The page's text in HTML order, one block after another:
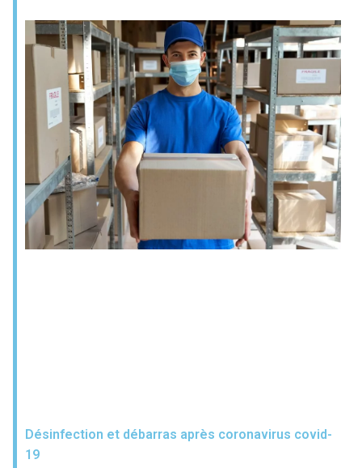
Désinfection et débarras après coronavirus covid-
19